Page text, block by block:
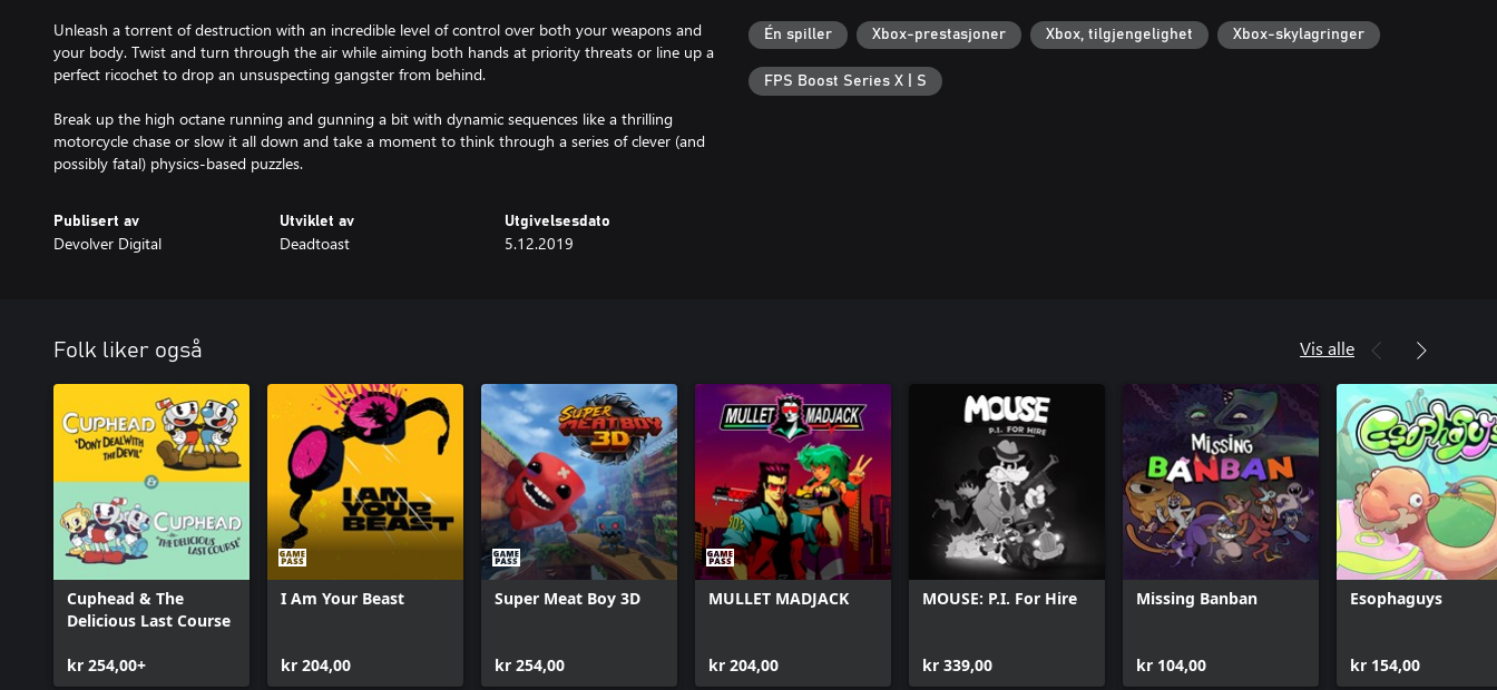
Unleash a torrent of destruction with an incredible level of control over both your weapons and
your body. Twist and turn through the air while aiming both hands at priority threats or line up a
perfect ricochet to drop an unsuspecting gangster from behind.
Break up the high octane running and gunning a bit with dynamic sequences like a thrilling
motorcycle chase or slow it all down and take a moment to think through a series of clever (and
possibly fatal) physics-based puzzles.
Publisert av
Devolver Digital
Utviklet av
Deadtoast
Utgivelsesdato
5.12.2019
Én spiller Xbox-prestasjoner Xbox, tilgjengelighet Xbox-skylagringer
FPS Boost Series X | S
Folk liker også Vis alle
Cuphead & The
Delicious Last Course
kr 254,00+
I Am Your Beast
kr 204,00
Super Meat Boy 3D
kr 254,00
MULLET MADJACK
kr 204,00
MOUSE: P.I. For Hire
kr 339,00
Missing Banban
kr 104,00
Esophaguys
kr 154,00